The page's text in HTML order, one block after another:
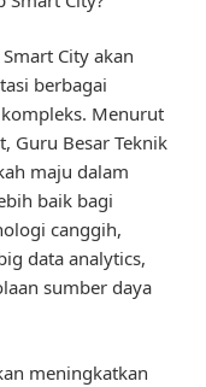
City akan
berbagai
Menurut
Guru Besar Teknik
maju dalam
baik bagi
canggih,
data analytics,
sumber daya
meningkatkan